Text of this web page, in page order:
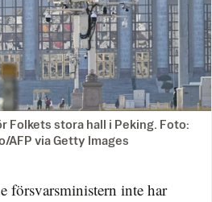
Folkets stora hall i Peking. Foto:
AFP via Getty Images
försvarsministern inte har